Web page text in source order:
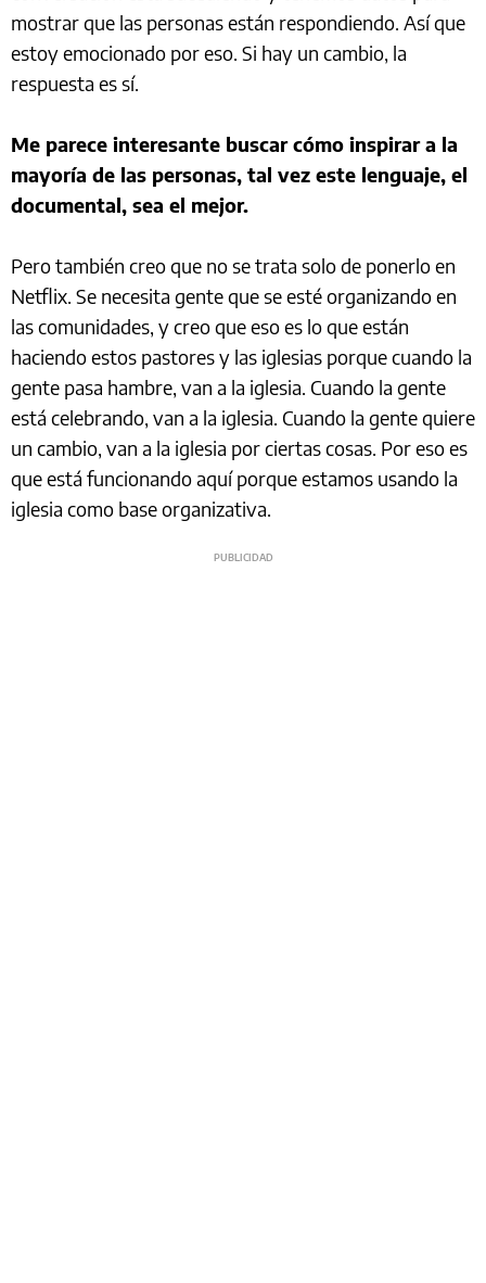
mostrar que las personas están respondiendo. Así que
estoy emocionado por eso. Si hay un cambio, la
respuesta es sí.
Me parece interesante buscar cómo inspirar a la
mayoría de las personas, tal vez este lenguaje, el
documental, sea el mejor.
Pero también creo que no se trata solo de ponerlo en
Netflix. Se necesita gente que se esté organizando en
las comunidades, y creo que eso es lo que están
haciendo estos pastores y las iglesias porque cuando la
gente pasa hambre, van a la iglesia. Cuando la gente
está celebrando, van a la iglesia. Cuando la gente quiere
un cambio, van a la iglesia por ciertas cosas. Por eso es
que está funcionando aquí porque estamos usando la
iglesia como base organizativa.